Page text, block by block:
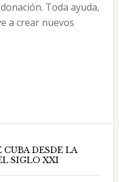
Toda ayuda,
a crear nuevos
CUBA DESDE LA
SIGLO XXI